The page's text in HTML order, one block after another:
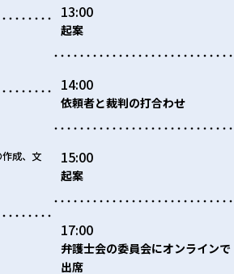
成、文
13:00
起案
14:00
依頼者と裁判の打合わせ
15:00
起案
17:00
弁護士会の委員会にオンラインで
出席